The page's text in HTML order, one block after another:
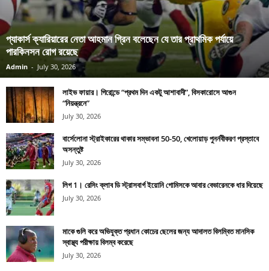
প্যাকার্স ক্যারিয়ারের নেতা আহমান গ্রিন বলেছেন যে তার প্রাথমিক পর্যায়ে
পারকিনসন রোগ রয়েছে
Admin - July 30, 2026
লাইভ ফায়ার। গিরোন্ডে “প্রথম দিন একটু আশাবাদী”, বিসকারোসে আগুন
“নিয়ন্ত্রনে”
July 30, 2026
বার্সেলোনা স্ট্রাইকারের থাকার সম্ভাবনা 50-50, খেলোয়াড় পুনর্নবীকরণ প্রস্তাবে
অসন্তুষ্ট
July 30, 2026
লিগ 1। রেসিং ক্লাব ডি স্ট্রাসবার্গ ইয়োনি গোমিসকে আবার বেভারেনকে ধার দিয়েছে
July 30, 2026
মাকে গুলি করে অভিযুক্ত প্রধান কোচের ছেলের জন্য আদালত বিলম্বিত মানসিক
স্বাস্থ্য পরীক্ষায় বিলম্ব করেছে
July 30, 2026